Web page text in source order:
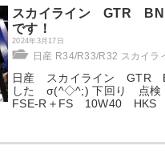
スカイライン GTR
です！
2024年3月17日
日産 R34/R33/R32 スカイラ
日産 スカイライン GTR
した σ(^◇^;) 下回り 点検
FSE-R＋FS 10W40 HKS